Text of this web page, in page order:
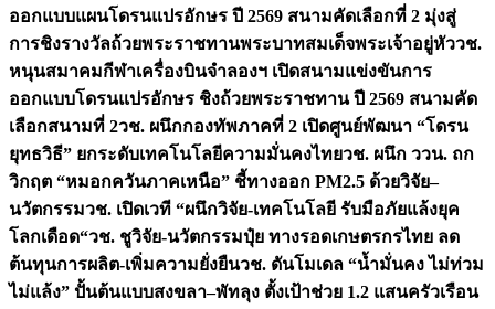
ออกแบบแผนโดรนแปรอักษร ปี 2569 สนามคัดเลือกที่ 2 มุ่งสู่
การชิงรางวัลถ้วยพระราชทานพระบาทสมเด็จพระเจ้าอยู่หัววช.
หนุนสมาคมกีฬาเครื่องบินจำลองฯ เปิดสนามแข่งขันการ
ออกแบบโดรนแปรอักษร ชิงถ้วยพระราชทาน ปี 2569 สนามคัด
เลือกสนามที่ 2วช. ผนึกกองทัพภาคที่ 2 เปิดศูนย์พัฒนา “โดรน
ยุทธวิธี” ยกระดับเทคโนโลยีความมั่นคงไทยวช. ผนึก ววน. ถก
วิกฤต “หมอกควันภาคเหนือ” ชี้ทางออก PM2.5 ด้วยวิจัย–
นวัตกรรมวช. เปิดเวที “ผนึกวิจัย-เทคโนโลยี รับมือภัยแล้งยุค
โลกเดือด“วช. ชูวิจัย-นวัตกรรมปุ๋ย ทางรอดเกษตรกรไทย ลด
ต้นทุนการผลิต-เพิ่มความยั่งยืนวช. ดันโมเดล “น้ำมั่นคง ไม่ท่วม
ไม่แล้ง” ปั้นต้นแบบสงขลา–พัทลุง ตั้งเป้าช่วย 1.2 แสนครัวเรือน